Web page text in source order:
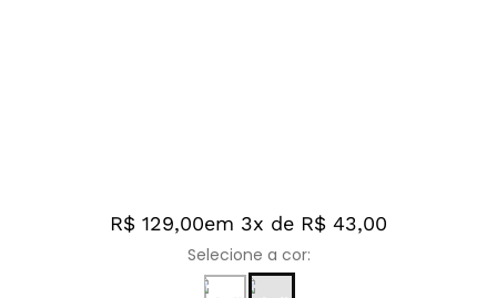
R$ 129,00em 3x de R$ 43,00